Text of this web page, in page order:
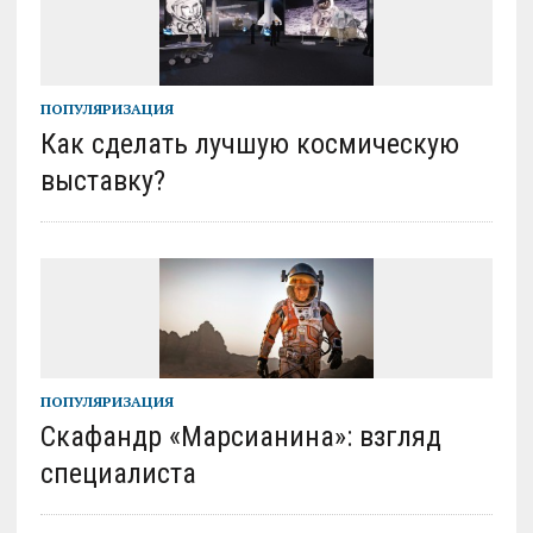
ПОПУЛЯРИЗАЦИЯ
Как сделать лучшую космическую
выставку?
ПОПУЛЯРИЗАЦИЯ
Скафандр «Марсианина»: взгляд
специалиста